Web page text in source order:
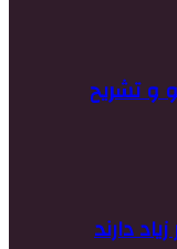
تشریح
دارند